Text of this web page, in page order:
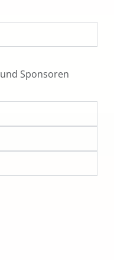
Sponsoren